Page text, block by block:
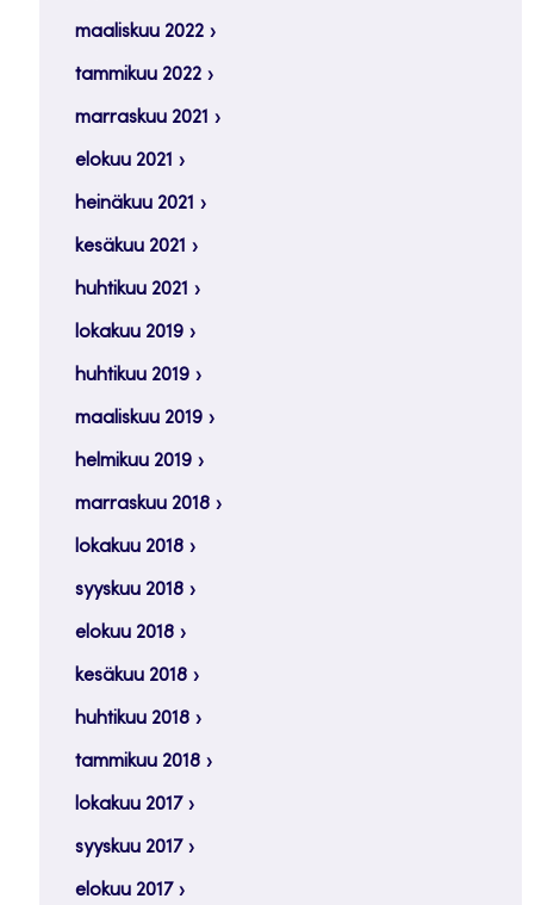
maaliskuu 2022
tammikuu 2022
marraskuu 2021
elokuu 2021
heinäkuu 2021
kesäkuu 2021
huhtikuu 2021
lokakuu 2019
huhtikuu 2019
maaliskuu 2019
helmikuu 2019
marraskuu 2018
lokakuu 2018
syyskuu 2018
elokuu 2018
kesäkuu 2018
huhtikuu 2018
tammikuu 2018
lokakuu 2017
syyskuu 2017
elokuu 2017